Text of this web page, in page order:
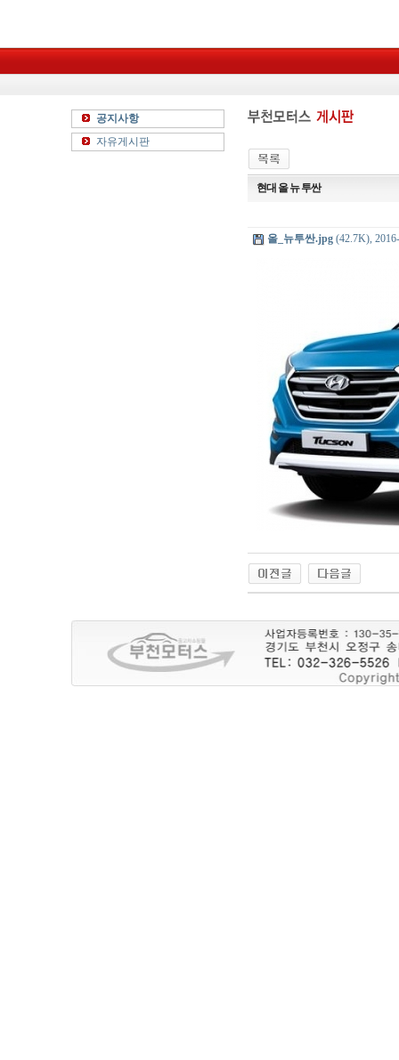
공지사항
자유게시판
현대 올 뉴 투싼
올_뉴투싼.jpg (42.7K),